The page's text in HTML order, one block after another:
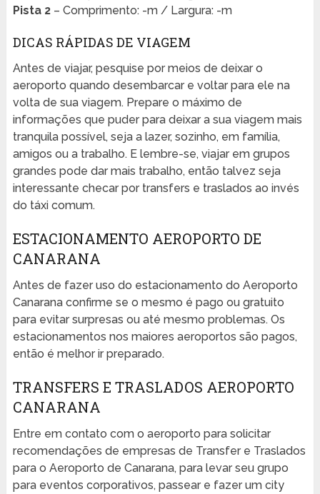
Pista 2– Comprimento: -m / Largura: -m
DICAS RÁPIDAS DE VIAGEM
Antes de viajar, pesquise por meios de deixar o
aeroporto quando desembarcar e voltar para ele na
volta de sua viagem. Prepare o máximo de
informações que puder para deixar a sua viagem mais
tranquila possível, seja a lazer, sozinho, em família,
amigos ou a trabalho. E lembre-se, viajar em grupos
grandes pode dar mais trabalho, então talvez seja
interessante checar por transfers e traslados ao invés
do táxi comum.
ESTACIONAMENTO AEROPORTO DE
CANARANA
Antes de fazer uso do estacionamento do Aeroporto
Canarana confirme se o mesmo é pago ou gratuito
para evitar surpresas ou até mesmo problemas. Os
estacionamentos nos maiores aeroportos são pagos,
então é melhor ir preparado.
TRANSFERS E TRASLADOS AEROPORTO
CANARANA
Entre em contato com o aeroporto para solicitar
recomendações de empresas de Transfer e Traslados
para o Aeroporto de Canarana, para levar seu grupo
para eventos corporativos, passear e fazer um city